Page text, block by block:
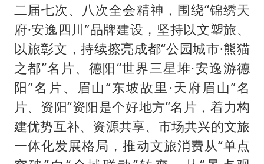
二届七次、八次全会精神，围绕“锦绣天
府·安逸四川”品牌建设，坚持以文塑旅、
以旅彰文，持续擦亮成都“公园城市·熊猫
之都”名片、德阳“世界三星堆·安逸游德
阳”名片、眉山“东坡故里·天府眉山”名
片、资阳“资阳是个好地方”名片，着力构
建优势互补、资源共享、市场共兴的文旅
一体化发展格局，推动文旅消费从“单点